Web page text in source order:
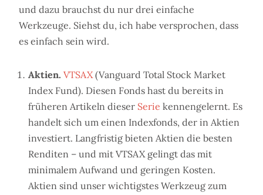
und dazu brauchst du nur drei einfache
Werkzeuge. Siehst du, ich habe versprochen, dass
es einfach sein wird.
Aktien. VTSAX(Vanguard Total Stock Market
Index Fund). Diesen Fonds hast du bereits in
früheren Artikeln dieser Serie kennengelernt. Es
handelt sich um einen Indexfonds, der in Aktien
investiert. Langfristig bieten Aktien die besten
Renditen – und mit VTSAX gelingt das mit
minimalem Aufwand und geringen Kosten.
Aktien sind unser wichtigstes Werkzeug zum